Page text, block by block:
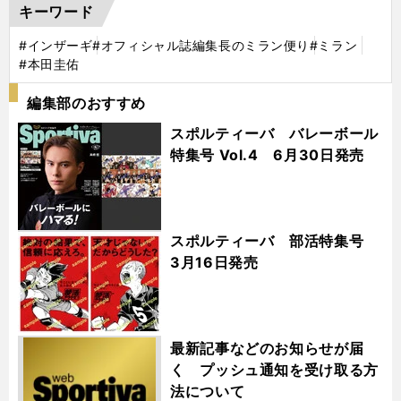
キーワード
#インザーギ#オフィシャル誌編集長のミラン便り #ミラン
#本田圭佑
編集部のおすすめ
スポルティーバ バレーボール
特集号 Vol.4 6月30日発売
スポルティーバ 部活特集号
3月16日発売
最新記事などのお知らせが届
く プッシュ通知を受け取る方
法について